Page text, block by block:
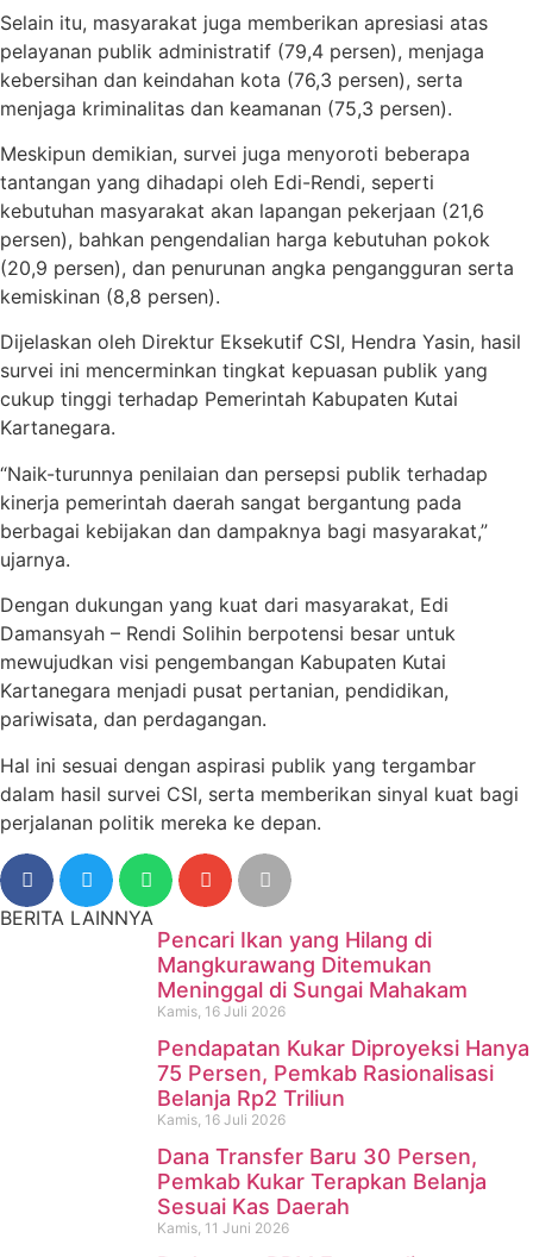
Selain itu, masyarakat juga memberikan apresiasi atas
pelayanan publik administratif (79,4 persen), menjaga
kebersihan dan keindahan kota (76,3 persen), serta
menjaga kriminalitas dan keamanan (75,3 persen).
Meskipun demikian, survei juga menyoroti beberapa
tantangan yang dihadapi oleh Edi-Rendi, seperti
kebutuhan masyarakat akan lapangan pekerjaan (21,6
persen), bahkan pengendalian harga kebutuhan pokok
(20,9 persen), dan penurunan angka pengangguran serta
kemiskinan (8,8 persen).
Dijelaskan oleh Direktur Eksekutif CSI, Hendra Yasin, hasil
survei ini mencerminkan tingkat kepuasan publik yang
cukup tinggi terhadap Pemerintah Kabupaten Kutai
Kartanegara.
“Naik-turunnya penilaian dan persepsi publik terhadap
kinerja pemerintah daerah sangat bergantung pada
berbagai kebijakan dan dampaknya bagi masyarakat,”
ujarnya.
Dengan dukungan yang kuat dari masyarakat, Edi
Damansyah – Rendi Solihin berpotensi besar untuk
mewujudkan visi pengembangan Kabupaten Kutai
Kartanegara menjadi pusat pertanian, pendidikan,
pariwisata, dan perdagangan.
Hal ini sesuai dengan aspirasi publik yang tergambar
dalam hasil survei CSI, serta memberikan sinyal kuat bagi
perjalanan politik mereka ke depan.
BERITA LAINNYA
Pencari Ikan yang Hilang di
Mangkurawang Ditemukan
Meninggal di Sungai Mahakam
Kamis, 16 Juli 2026
Pendapatan Kukar Diproyeksi Hanya
75 Persen, Pemkab Rasionalisasi
Belanja Rp2 Triliun
Kamis, 16 Juli 2026
Dana Transfer Baru 30 Persen,
Pemkab Kukar Terapkan Belanja
Sesuai Kas Daerah
Kamis, 11 Juni 2026
Pencari Ikan yang Hilang di
Mangkurawang Ditemukan